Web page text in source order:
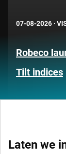
07-08-2026 ·
Robeco
Tilt indices
Laten we